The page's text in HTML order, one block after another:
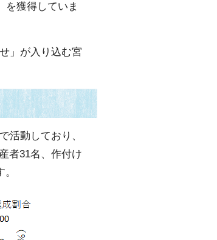
を獲得していま
」が入り込む宮
活動しており、
者31名、作付け